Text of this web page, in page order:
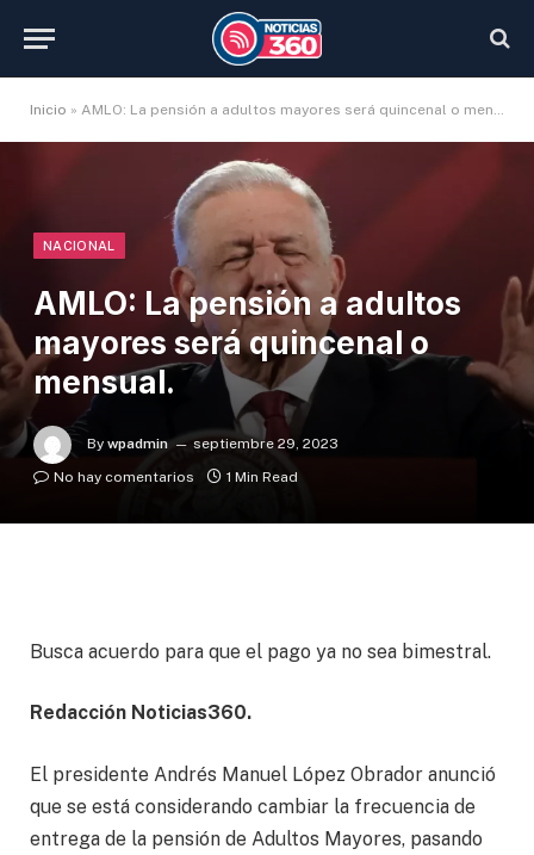
Inicio » AMLO: La pensión a adultos mayores será quincenal o mensual.
NACIONAL
AMLO: La pensión a adultos
mayores será quincenal o
mensual.
By wpadmin
septiembre 29, 2023
No hay comentarios
1 Min Read
Busca acuerdo para que el pago ya no sea bimestral.
Redacción Noticias360.
El presidente Andrés Manuel López Obrador anunció
que se está considerando cambiar la frecuencia de
entrega de la pensión de Adultos Mayores, pasando